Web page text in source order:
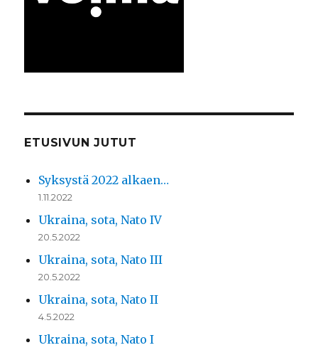
ETUSIVUN JUTUT
Syksystä 2022 alkaen…
1.11.2022
Ukraina, sota, Nato IV
20.5.2022
Ukraina, sota, Nato III
20.5.2022
Ukraina, sota, Nato II
4.5.2022
Ukraina, sota, Nato I